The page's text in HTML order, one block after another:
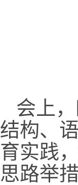
会上
结构、
育实践
思路举措